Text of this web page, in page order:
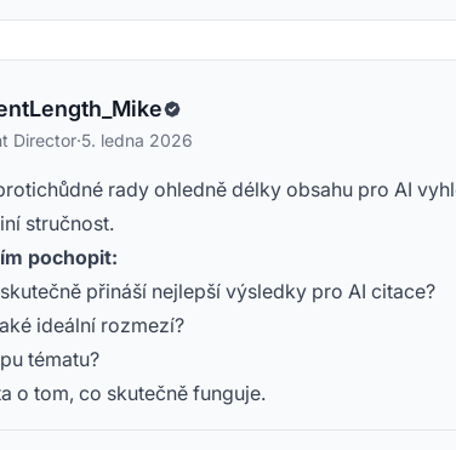
Director·5. ledna 2026
rady ohledně délky obsahu pro AI
stručnost.
pochopit:
přináší nejlepší výsledky pro AI citace?
ideální rozmezí?
tématu?
o tom, co skutečně funguje.